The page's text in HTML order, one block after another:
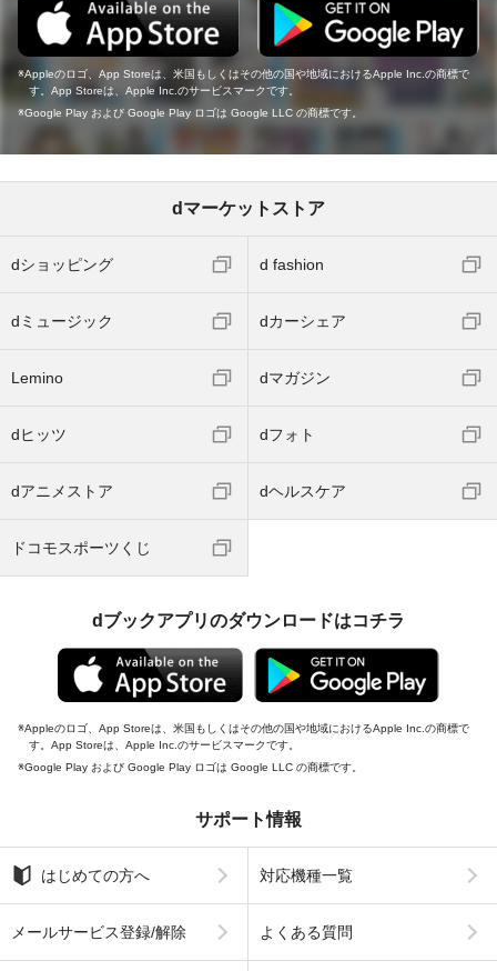
Appleのロゴ、App Storeは、米国もしくはその他の国や地域におけるApple Inc.の商標で
す。App Storeは、Apple Inc.のサービスマークです。
Google Play および Google Play ロゴは Google LLC の商標です。
dマーケットストア
dショッピング d fashion
dミュージック dカーシェア
Lemino dマガジン
dヒッツ dフォト
dアニメストア dヘルスケア
ドコモスポーツくじ
dブックアプリのダウンロードはコチラ
Appleのロゴ、App Storeは、米国もしくはその他の国や地域におけるApple Inc.の商標で
す。App Storeは、Apple Inc.のサービスマークです。
Google Play および Google Play ロゴは Google LLC の商標です。
サポート情報
はじめての方へ 対応機種一覧
メールサービス登録/解除 よくある質問